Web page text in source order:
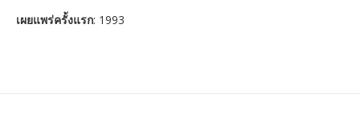
เผยแพร่ครั้งแรก: 1993